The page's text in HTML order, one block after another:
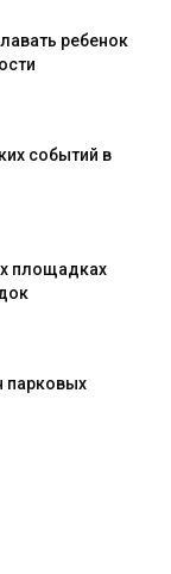
ребенок
событий в
площадках
парковых